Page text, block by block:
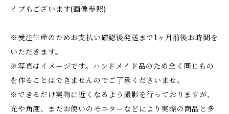
イプもございます(画像参照)
※受注生産のためお支払い確認後発送まで1ヶ月前後お時間を
いただきます。
※写真はイメージです。ハンドメイド品のため全く同じもの
を作ることはできませんのでご了承くださいませ。
※できるだけ実物に近くなるよう撮影を行っておりますが、
光や角度、またお使いのモニターなどにより実際の商品と多